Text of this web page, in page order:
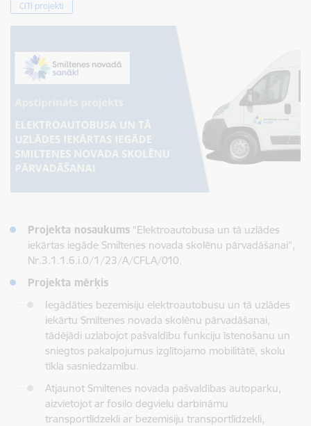
CITI projekti
Projekta nosaukums “Elektroautobusa un tā uzlādes
iekārtas iegāde Smiltenes novada skolēnu pārvadāšanai”,
Nr.3.1.1.6.i.0/1/23/A/CFLA/010.
Projekta mērķis
Iegādāties bezemisiju elektroautobusu un tā uzlādes
iekārtu Smiltenes novada skolēnu pārvadāšanai,
tādējādi uzlabojot pašvaldību funkciju īstenošanu un
sniegtos pakalpojumus izglītojamo mobilitātē, skolu
tīkla sasniedzamību.
Atjaunot Smiltenes novada pašvaldības autoparku,
aizvietojot ar fosilo degvielu darbināmu
transportlīdzekli ar bezemisiju transportlīdzekli,